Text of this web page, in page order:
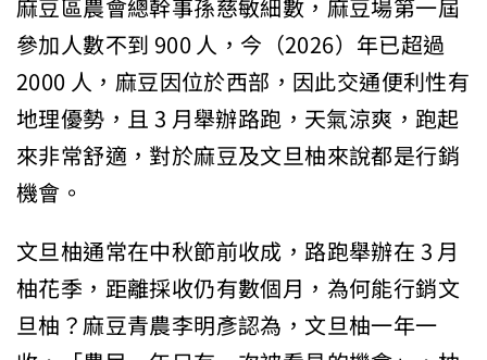
參加人數不到 900 人，今（2026）年已超過
2000 人，麻豆因位於西部，因此交通便利性有
地理優勢，且 3 月舉辦路跑，天氣涼爽，跑起
來非常舒適，對於麻豆及文旦柚來說都是行銷
機會。
文旦柚通常在中秋節前收成，路跑舉辦在 3 月
柚花季，距離採收仍有數個月，為何能行銷文
旦柚？麻豆青農李明彥認為，文旦柚一年一